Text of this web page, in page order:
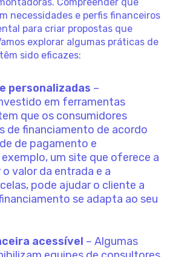
necessidades e perfis financeiros
para criar propostas que
explorar algumas práticas de
sido eficazes:
personalizadas –
em ferramentas
que os consumidores
de financiamento de acordo
de pagamento e
um site que oferece a
valor da entrada e a
pode ajudar o cliente a
se adapta ao seu
acessível – Algumas